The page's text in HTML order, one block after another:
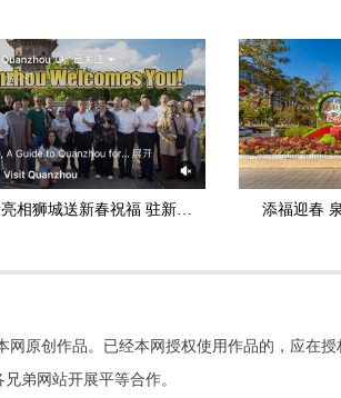
添福迎春
原创作品。已经本网授权使用作品的，应在授
弟网站开展平等合作。